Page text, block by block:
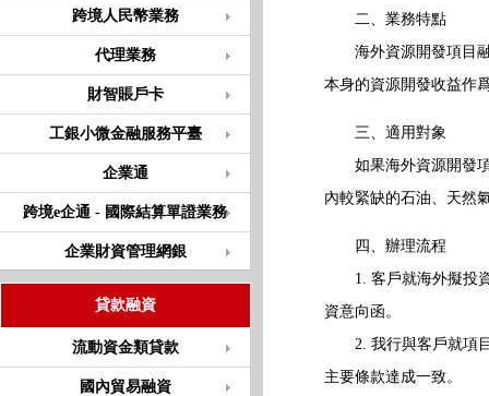
跨境人民幣業務
代理業務
財智賬戶卡
工銀小微金融服務平臺
企業通
跨境e企通 - 國際結算單證業務
企業財資管理網銀
貸款融資
流動資金類貸款
國內貿易融資
二、業務特點
海外資源開發項目融
本身的資源開發收益作
三、適用對象
如果海外資源開發項
內較緊缺的石油、天然
四、辦理流程
1. 客戶就海外擬投資
資意向函。
2. 我行與客戶就項目
主要條款達成一致